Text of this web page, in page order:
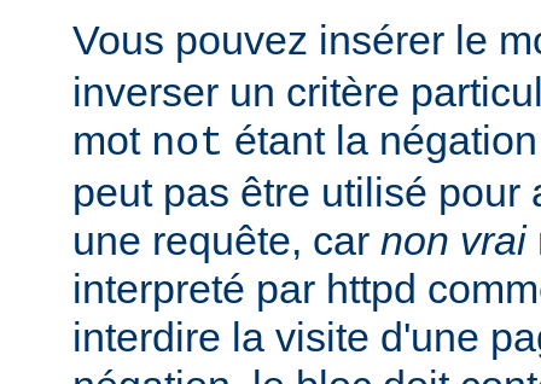
Vous pouvez insérer le
inverser un critère
mot not étant la
peut pas être utilisé pour
une requête, car non vrai
interpreté par httpd
interdire la visite d'une